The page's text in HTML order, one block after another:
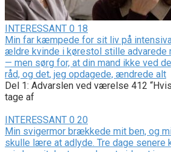
INTERESSANT 0 18
Min far kæmpede for sit liv på
ældre kvinde i kørestol stille advarede
— men sørg for, at din mand ikke ved
råd, og det, jeg opdagede, ændrede alt
Del 1: Advarslen ved værelse 412
tage af
INTERESSANT 0 20
Min svigermor brækkede mit ben, og
skulle lære at adlyde. Tre dage senere